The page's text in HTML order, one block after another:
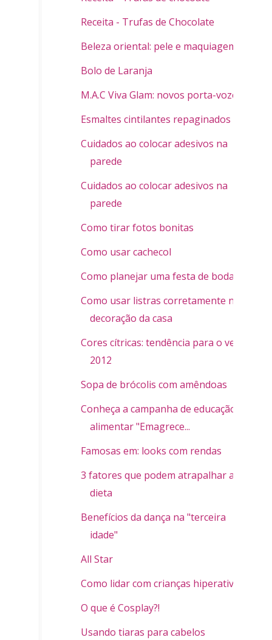
Receita - Trufas de Chocolate
Beleza oriental: pele e maquiagem
Bolo de Laranja
M.A.C Viva Glam: novos porta-vozes
Esmaltes cintilantes repaginados
Cuidados ao colocar adesivos na
parede
Cuidados ao colocar adesivos na
parede
Como tirar fotos bonitas
Como usar cachecol
Como planejar uma festa de bodas
Como usar listras corretamente na
decoração da casa
Cores cítricas: tendência para o verão
2012
Sopa de brócolis com amêndoas
Conheça a campanha de educação
alimentar "Emagrece...
Famosas em: looks com rendas
3 fatores que podem atrapalhar a
dieta
Benefícios da dança na "terceira
idade"
All Star
Como lidar com crianças hiperativas
O que é Cosplay?!
Usando tiaras para cabelos